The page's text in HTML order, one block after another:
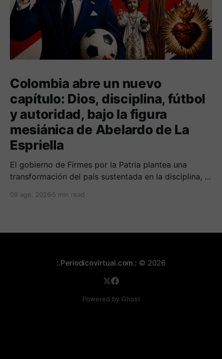
Colombia abre un nuevo
capítulo: Dios, disciplina, fútbol
y autoridad, bajo la figura
mesiánica de Abelardo de La
Espriella
El gobierno de Firmes por la Patria plantea una
transformación del país sustentada en la disciplina, el
una mayor presencia de los uniformados en el
09 ago. 2026 5 min read
:.Periodicovirtual.com.: © 2026
Powered by Ghost